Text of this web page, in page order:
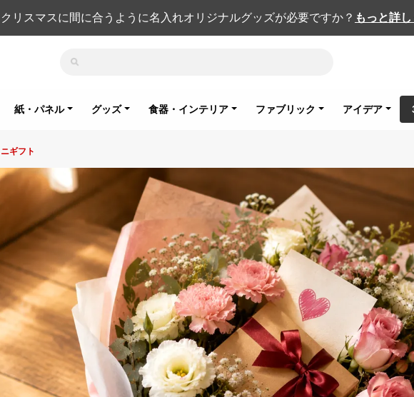
クリスマスに間に合うように名入れオリジナルグッズが必要ですか？ もっと詳
紙・パネル グッズ 食器・インテリア ファブリック アイデア
ギフト